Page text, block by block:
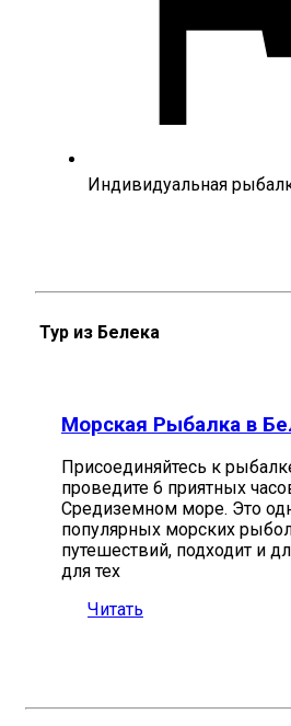
Индивидуальная
Тур из Белека
Морская Рыбалка в
Присоединяйтесь к
проведите 6 приятных
Средиземном море. Это
популярных морских
путешествий, подходит и
для тех
Читать